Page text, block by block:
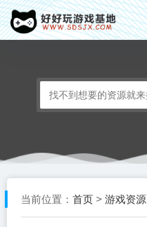
当前位置： 首页 > 游戏资源